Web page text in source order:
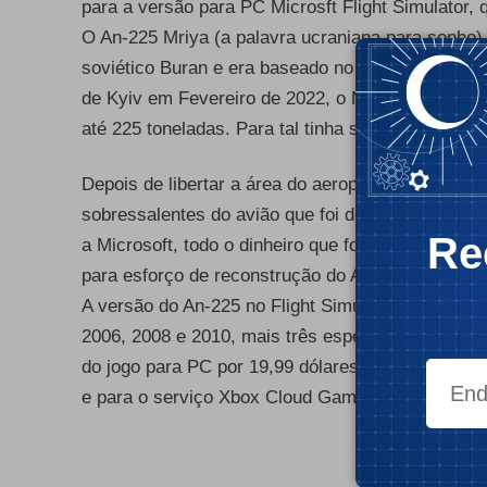
para a versão para PC Microsft Flight Simulator,
O An-225 Mriya (a palavra ucraniana para
soviético Buran e era baseado no Antonov An-
de Kyiv em Fevereiro de 2022, o Mriya era o
até 225 toneladas. Para tal tinha seis reactores
-
Depois de libertar a área do aeroporto, a
sobressalentes do avião que foi destruído e
a Microsoft, todo o dinheiro que for angariado
para esforço de reconstrução do An-225.
A versão do An-225 no Flight Simulator, vai ter
2006, 2008 e 2010, mais três específicos do
do jogo para PC por 19,99 dólares. O avião vai
e para o serviço Xbox Cloud Gaming no final de
-